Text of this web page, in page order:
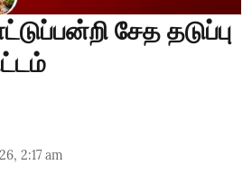
சேத தடுப்பு
2:17 am